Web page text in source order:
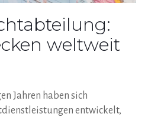
weltweit
Jahren haben sich
entwickelt,